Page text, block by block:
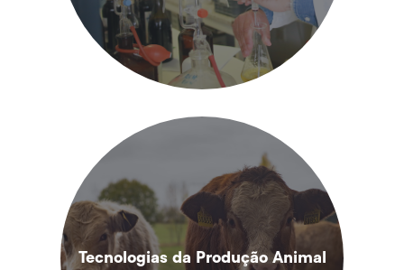
Tecnologias da Produção Animal